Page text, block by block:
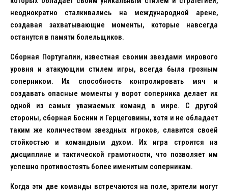
неоднократно сталкивались на международной арене,
создавая захватывающие моменты, которые навсегда
останутся в памяти болельщиков.
Сборная Португалии, известная своими звездами мирового
уровня и атакующим стилем игры, всегда была грозным
соперником. Их способность контролировать мяч и
создавать опасные моменты у ворот соперника делает их
одной из самых уважаемых команд в мире. С другой
стороны, сборная Боснии и Герцеговины, хотя и не обладает
таким же количеством звездных игроков, славится своей
стойкостью и командным духом. Их игра строится на
дисциплине и тактической грамотности, что позволяет им
успешно противостоять более именитым соперникам.
Когда эти две команды встречаются на поле, зрители могут